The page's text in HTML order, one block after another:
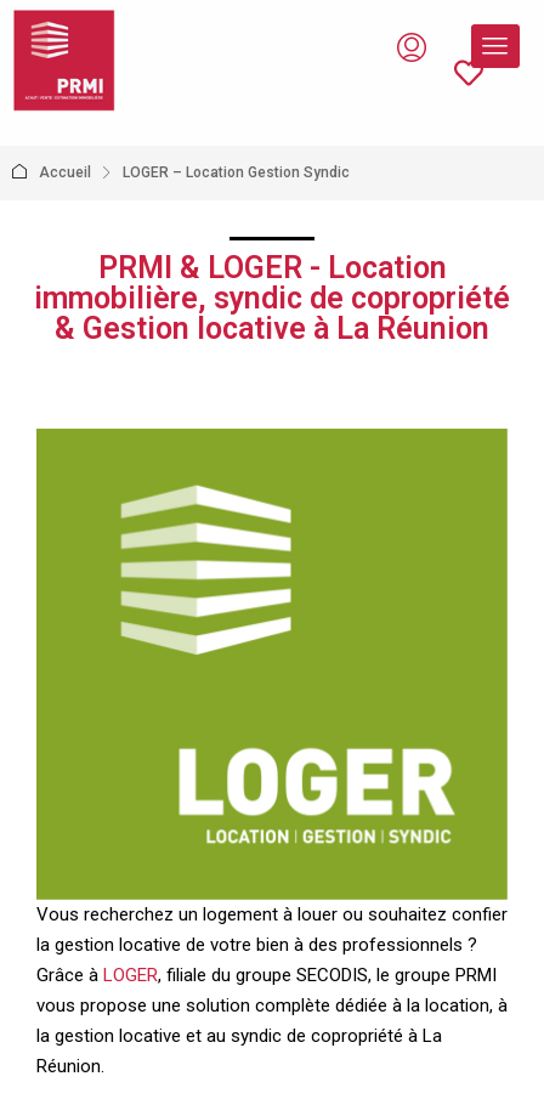
Accueil LOGER – Location Gestion Syndic
PRMI & LOGER - Location
immobilière, syndic de copropriété
& Gestion locative à La Réunion
Vous recherchez un logement à louer ou souhaitez confier
la gestion locative de votre bien à des professionnels ?
Grâce à LOGER, filiale du groupe SECODIS, le groupe PRMI
vous propose une solution complète dédiée à la location, à
la gestion locative et au syndic de copropriété à La
Réunion.